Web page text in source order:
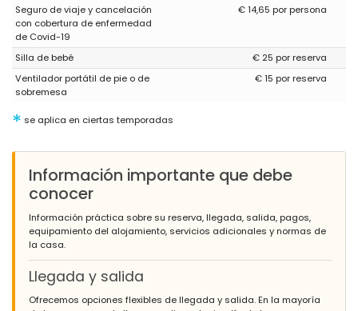
Seguro de viaje y cancelación
con cobertura de enfermedad
de Covid-19
€ 14,65 por persona
Silla de bebé
€ 25 por reserva
Ventilador portátil de pie o de
sobremesa
€ 15 por reserva
* se aplica en ciertas temporadas
Información importante que debe
conocer
Información práctica sobre su reserva, llegada, salida, pagos,
equipamiento del alojamiento, servicios adicionales y normas de
la casa.
Llegada y salida
Ofrecemos opciones flexibles de llegada y salida. En la mayoría